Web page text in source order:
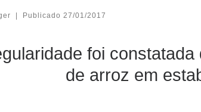
| Publicado 27/01/2017
foi
de arroz em